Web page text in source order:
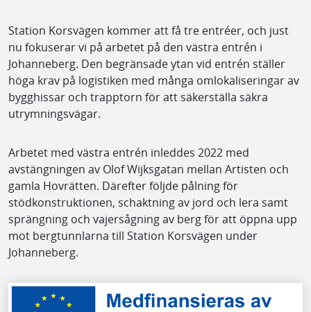
Station Korsvägen kommer att få tre entréer, och just
nu fokuserar vi på arbetet på den västra entrén i
Johanneberg. Den begränsade ytan vid entrén ställer
höga krav på logistiken med många omlokaliseringar av
bygghissar och trapptorn för att säkerställa säkra
utrymningsvägar.
Arbetet med västra entrén inleddes 2022 med
avstängningen av Olof Wijksgatan mellan Artisten och
gamla Hovrätten. Därefter följde pålning för
stödkonstruktionen, schaktning av jord och lera samt
sprängning och vajersågning av berg för att öppna upp
mot bergtunnlarna till Station Korsvägen under
Johanneberg.